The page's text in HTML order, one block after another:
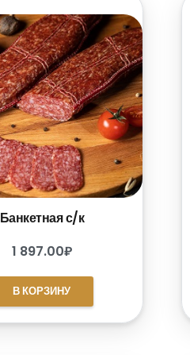
Банкетная с/к
1 897.00₽
В КОРЗИНУ